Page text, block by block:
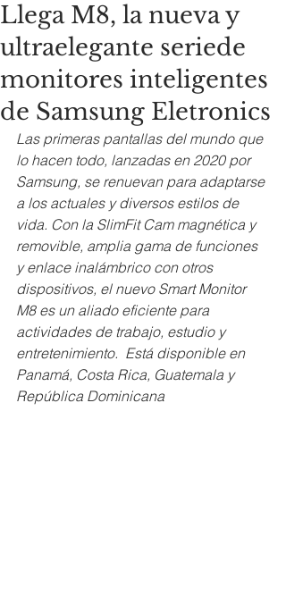
Llega M8, la nueva y
ultraelegante seriede
monitores inteligentes
de Samsung Eletronics
Las primeras pantallas del mundo que
lo hacen todo, lanzadas en 2020 por
Samsung, se renuevan para adaptarse
a los actuales y diversos estilos de
vida. Con la SlimFit Cam magnética y
removible, amplia gama de funciones
y enlace inalámbrico con otros
dispositivos, el nuevo Smart Monitor
M8 es un aliado eficiente para
actividades de trabajo, estudio y
entretenimiento.  Está disponible en
Panamá, Costa Rica, Guatemala y
República Dominicana